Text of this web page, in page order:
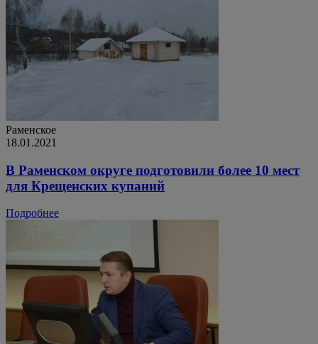
Раменское
18.01.2021
В Раменском округе подготовили более 10 мест
для Крещенских купаний
Подробнее